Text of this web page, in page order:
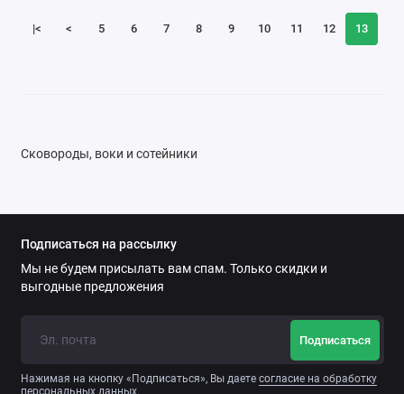
|< < 5 6 7 8 9 10 11 12 13
Сковороды, воки и сотейники
Подписаться на рассылку
Мы не будем присылать вам спам. Только скидки и
выгодные предложения
Подписаться
Нажимая на кнопку «Подписаться», Вы даете согласие на обработку